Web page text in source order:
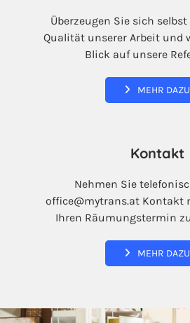
Überzeugen Sie sich
Qualität unserer Arbeit und
Blick auf unsere
MEHR DAZU
Kontakt
Nehmen Sie
office@mytrans.at Kontakt
Ihren Räumungstermin
MEHR DAZU